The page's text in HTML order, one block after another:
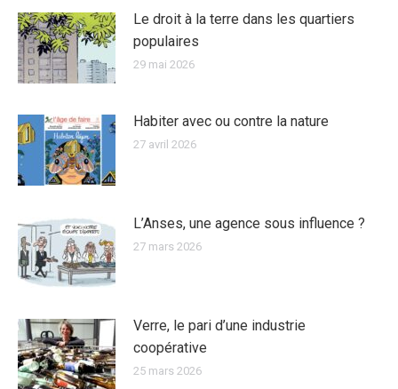
Le droit à la terre dans les quartiers
populaires
29 mai 2026
Habiter avec ou contre la nature
27 avril 2026
L’Anses, une agence sous influence ?
27 mars 2026
Verre, le pari d’une industrie
coopérative
25 mars 2026